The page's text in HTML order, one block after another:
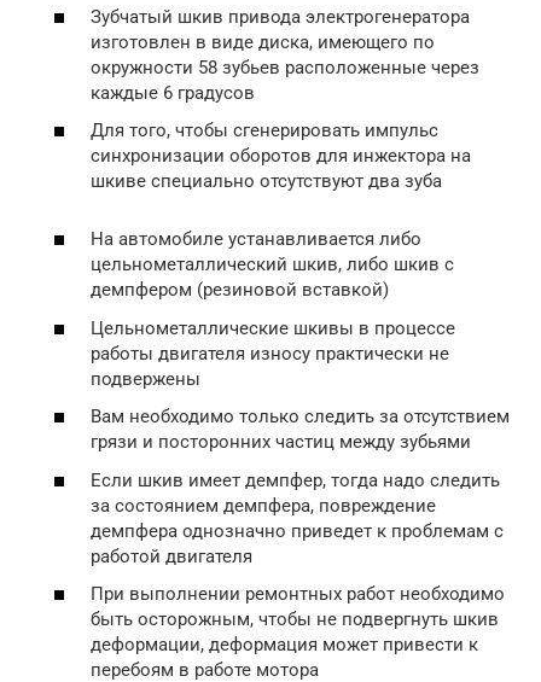
Зубчатый шкив привода электрогенератора
изготовлен в виде диска, имеющего по
окружности 58 зубьев расположенные через
каждые 6 градусов
Для того, чтобы сгенерировать импульс
синхронизации оборотов для инжектора на
шкиве специально отсутствуют два зуба
На автомобиле устанавливается либо
цельнометаллический шкив, либо шкив с
демпфером (резиновой вставкой)
Цельнометаллические шкивы в процессе
работы двигателя износу практически не
подвержены
Вам необходимо только следить за отсутствием
грязи и посторонних частиц между зубьями
Если шкив имеет демпфер, тогда надо следить
за состоянием демпфера, повреждение
демпфера однозначно приведет к проблемам с
работой двигателя
При выполнении ремонтных работ необходимо
быть осторожным, чтобы не подвергнуть шкив
деформации, деформация может привести к
перебоям в работе мотора